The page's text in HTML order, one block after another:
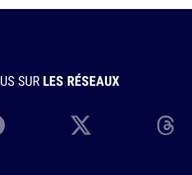
SUR LES RÉSEAUX